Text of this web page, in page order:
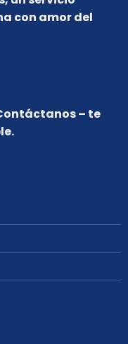
con amor del
– te